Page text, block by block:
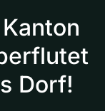
Dorf!